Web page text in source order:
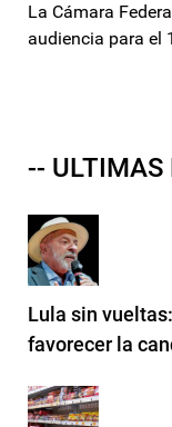
La Cámara
audiencia para el
-- ULTIMAS
Lula sin
favorecer la